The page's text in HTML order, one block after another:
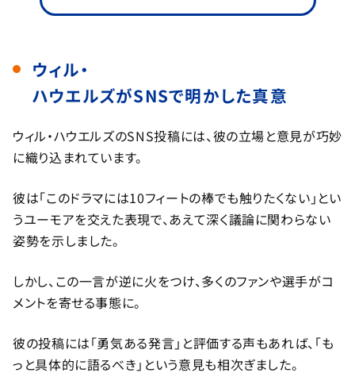
ウィル・
ハウエルズがSNSで明かした真意
ウィル・ハウエルズのSNS投稿には、彼の立場と意見が巧妙
に織り込まれています。
彼は「このドラマには10フィートの棒でも触りたくない」とい
うユーモアを交えた表現で、あえて深く議論に関わらない
姿勢を示しました。
しかし、この一言が逆に火をつけ、多くのファンや選手がコ
メントを寄せる事態に。
彼の投稿には「勇気ある発言」と評価する声もあれば、「も
っと具体的に語るべき」という意見も相次ぎました。